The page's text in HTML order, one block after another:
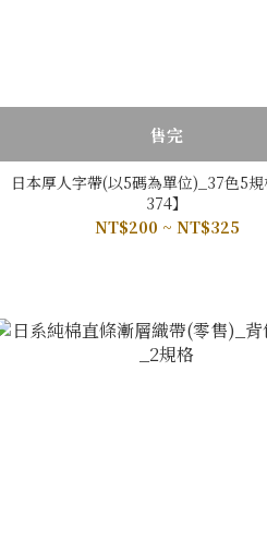
售完
日本厚人字帶(以5碼為單位)_37色5
374】
NT$200 ~ NT$325